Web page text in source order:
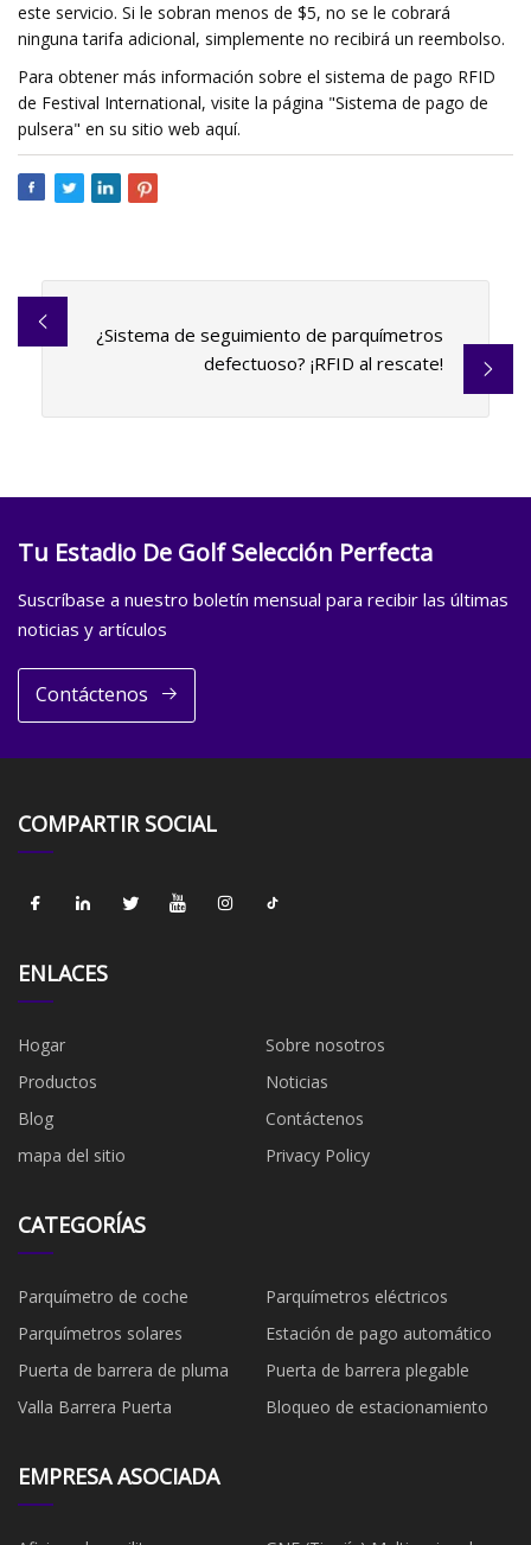
este servicio. Si le sobran menos de $5, no se le cobrará
ninguna tarifa adicional, simplemente no recibirá un reembolso.
Para obtener más información sobre el sistema de pago RFID
de Festival International, visite la página "Sistema de pago de
pulsera" en su sitio web aquí.
¿Sistema de seguimiento de parquímetros
defectuoso? ¡RFID al rescate!
Tu Estadio De Golf Selección Perfecta
Suscríbase a nuestro boletín mensual para recibir las últimas
noticias y artículos
Contáctenos
COMPARTIR SOCIAL
ENLACES
Hogar
Sobre nosotros
Productos
Noticias
Blog
Contáctenos
mapa del sitio
Privacy Policy
CATEGORÍAS
Parquímetro de coche
Parquímetros eléctricos
Parquímetros solares
Estación de pago automático
Puerta de barrera de pluma
Puerta de barrera plegable
Valla Barrera Puerta
Bloqueo de estacionamiento
EMPRESA ASOCIADA